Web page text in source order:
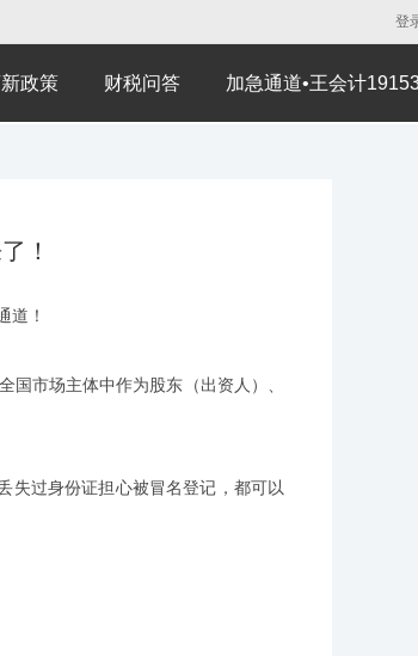
登
政策 财税问答 加急通道•王会计
！
道！
国市场主体中作为股东（出资人）、
过身份证担心被冒名登记，都可以